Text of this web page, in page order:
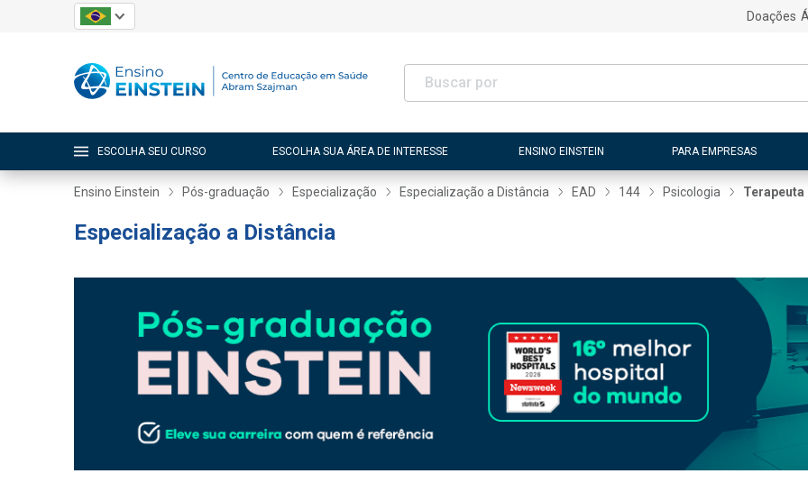
Doações
ESCOLHA SEU CURSO ESCOLHA SUA ÁREA DE INTERESSE ENSINO EINSTEIN PARA EMPRESAS
Ensino Einstein Pós-graduação Especialização Especialização a Distância EAD 144 Psicologia
Especialização a Distância